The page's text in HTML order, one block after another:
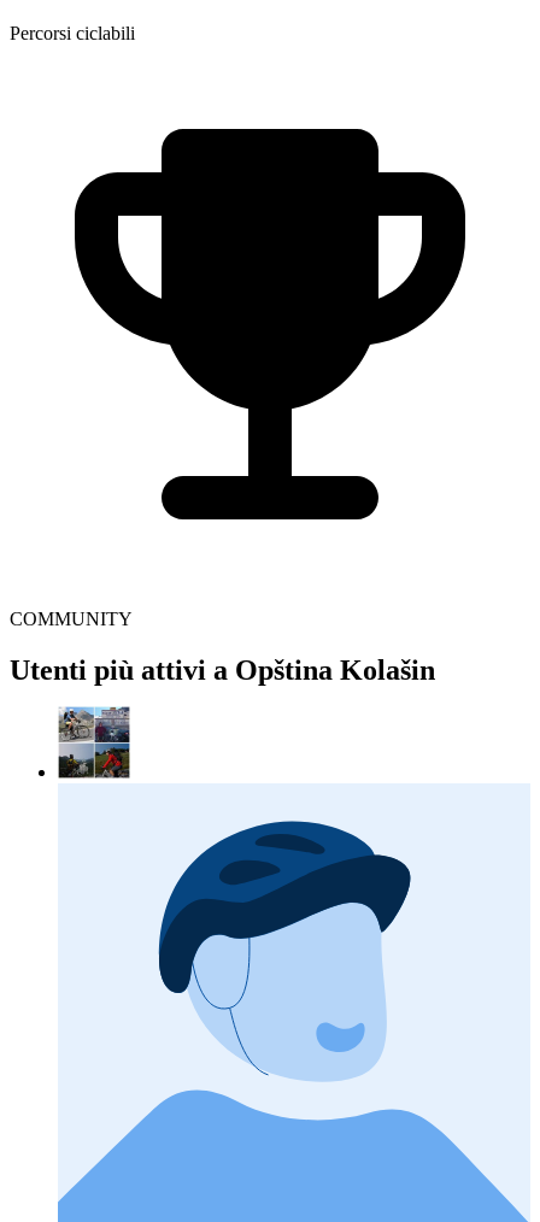
Percorsi ciclabili
COMMUNITY
Utenti più attivi a Opština Kolašin